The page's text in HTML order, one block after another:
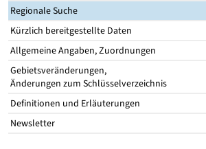
Regionale Suche
Kürzlich bereitgestellte Daten
Allgemeine Angaben, Zuordnungen
Gebietsveränderungen,
Änderungen zum Schlüsselverzeichnis
Definitionen und Erläuterungen
Newsletter